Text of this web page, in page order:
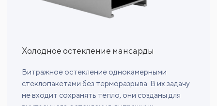
Холодное остекление мансарды
Витражное остекление однокамерными
стеклопакетами без терморазрыва. В их задачу
не входит сохранять тепло, они созданы для